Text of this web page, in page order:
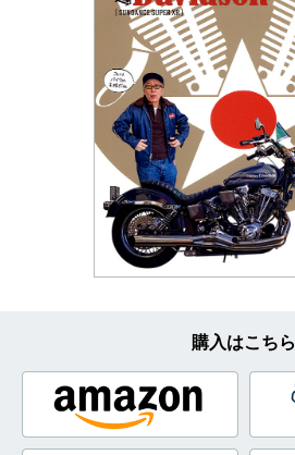
購入はこちら